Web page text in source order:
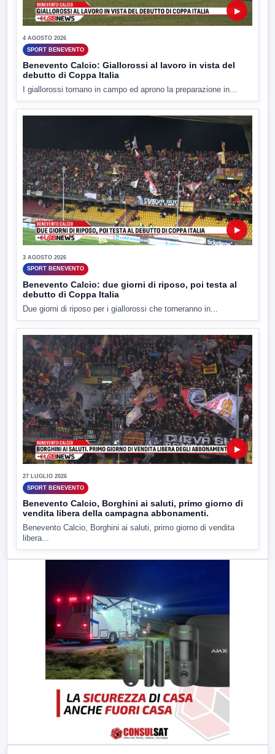
▶
4 AGOSTO 2026
SPORT BENEVENTO
Benevento Calcio: Giallorossi al lavoro in vista del
debutto di Coppa Italia
I giallorossi tornano in campo ed aprono la preparazione in...
▶
3 AGOSTO 2026
SPORT BENEVENTO
Benevento Calcio: due giorni di riposo, poi testa al
debutto di Coppa Italia
Due giorni di riposo per i giallorossi che torneranno in...
▶
27 LUGLIO 2026
SPORT BENEVENTO
Benevento Calcio, Borghini ai saluti, primo giorno di
vendita libera della campagna abbonamenti.
Benevento Calcio, Borghini ai saluti, primo giorno di vendita
libera...